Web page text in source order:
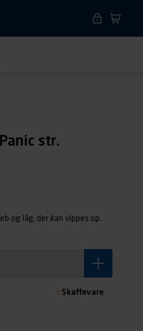
str.
og låg, der kan vippes op.
Skaffevare